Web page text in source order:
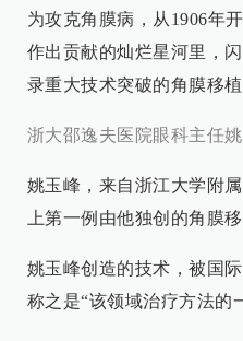
为攻克角膜病，从1906年
作出贡献的灿烂星河里，
录重大技术突破的角膜移
浙大邵逸夫医院眼科主任
姚玉峰，来自浙江大学附
上第一例由他独创的角膜
姚玉峰创造的技术，被国
称之是“该领域治疗方法的